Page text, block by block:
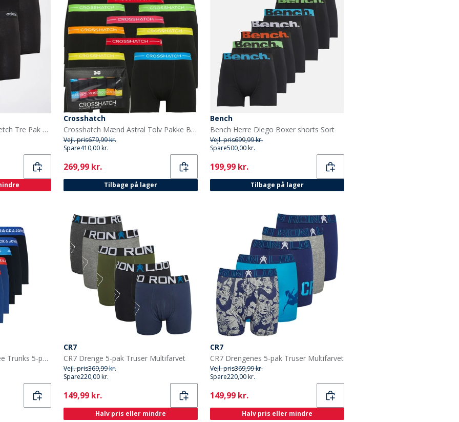
adidas Herre Bomuld Stretch Tre Pak Boxer Shorts Sort/Sort/Sort
Crosshatch
Crosshatch Mænd Astral Tolv Pakke Boxers Sort
Vejl. pris679,99 kr.
Spare410,00 kr.
Current
269,99 kr.
Tilbage på lager
Bench
Bench Herre Diego Boxer shorts Sort
Vejl. pris699,99 kr.
Spare500,00 kr.
Current
199,99 kr.
Tilbage på lager
JACK & JONES Drenge Lee Trunks 5-pak Surf The Web
CR7
CR7 Drenge 5-pak Truser Multifarvet
Vejl. pris369,99 kr.
Spare220,00 kr.
Current
149,99 kr.
Halv pris eller mindre
CR7
CR7 Drengenes 5-pak Truser Multifarvet
Vejl. pris369,99 kr.
Spare220,00 kr.
Current
149,99 kr.
Halv pris eller mindre